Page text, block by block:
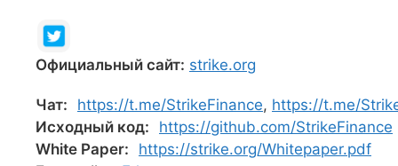
Официальный сайт: strike.org
Чат: https://t.me/StrikeFinance, https://t.me/
Исходный код:
https://github.com/StrikeFinance
White Paper:
https://strike.org/Whitepaper.pdf